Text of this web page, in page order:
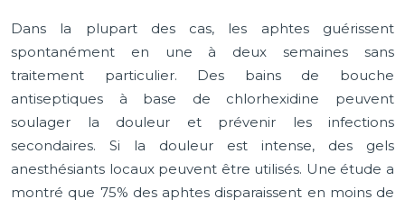
Dans la plupart des cas, les aphtes guérissent
spontanément en une à deux semaines sans
traitement particulier. Des bains de bouche
antiseptiques à base de chlorhexidine peuvent
soulager la douleur et prévenir les infections
secondaires. Si la douleur est intense, des gels
anesthésiants locaux peuvent être utilisés. Une étude a
montré que 75% des aphtes disparaissent en moins de